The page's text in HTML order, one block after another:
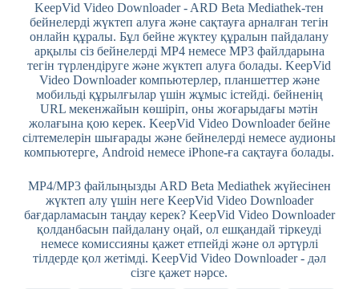
KeepVid Video Downloader - ARD Beta Mediathek-тен
бейнелерді жүктеп алуға және сақтауға арналған тегін
онлайн құралы. Бұл бейне жүктеу құралын пайдалану
арқылы сіз бейнелерді MP4 немесе MP3 файлдарына
тегін түрлендіруге және жүктеп алуға болады. KeepVid
Video Downloader компьютерлер, планшеттер және
мобильді құрылғылар үшін жұмыс істейді. бейненің
URL мекенжайын көшіріп, оны жоғарыдағы мәтін
жолағына қою керек. KeepVid Video Downloader бейне
сілтемелерін шығарады және бейнелерді немесе аудионы
компьютерге, Android немесе iPhone-ға сақтауға болады.
MP4/MP3 файлыңызды ARD Beta Mediathek жүйесінен
жүктеп алу үшін неге KeepVid Video Downloader
бағдарламасын таңдау керек? KeepVid Video Downloader
қолданбасын пайдалану оңай, ол ешқандай тіркеуді
немесе комиссияны қажет етпейді және ол әртүрлі
тілдерде қол жетімді. KeepVid Video Downloader - дәл
сізге қажет нәрсе.